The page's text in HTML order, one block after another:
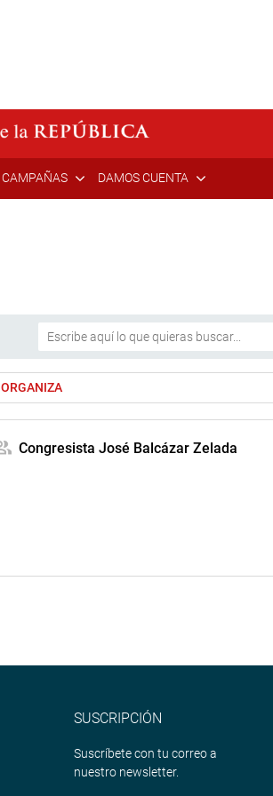
CAMPAÑAS DAMOS CUENTA
ORGANIZA
Congresista José Balcázar Zelada
SUSCRIPCIÓN
Suscríbete con tu correo a
nuestro newsletter.